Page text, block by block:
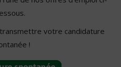
votre candidature
!